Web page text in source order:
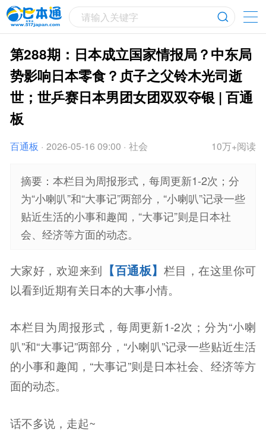
请输入关键字
第288期：日本成立国家情报局？中东局
势影响日本零食？贞子之父铃木光司逝
世；世乒赛日本男团女团双双夺银 | 百通
板
百通板 · 2026-05-16 09:00 · 社会 10万+阅读
摘要：本栏目为周报形式，每周更新1-2次；分
为“小喇叭”和“大事记”两部分，“小喇叭”记录一些
贴近生活的小事和趣闻，“大事记”则是日本社
会、经济等方面的动态。
大家好，欢迎来到 【百通板】 栏目，在这里你可
以看到近期有关日本的大事小情。
本栏目为周报形式，每周更新1-2次；分为“小喇
叭”和“大事记”两部分，“小喇叭”记录一些贴近生活
的小事和趣闻，“大事记”则是日本社会、经济等方
面的动态。
话不多说，走起~